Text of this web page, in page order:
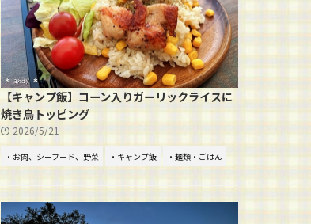
【キャンプ飯】コーン入りガーリックライスに
焼き鳥トッピング
2026/5/21
・お肉、シーフード、野菜 ・キャンプ飯 ・麺類・ごはん